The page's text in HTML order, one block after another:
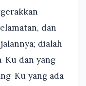
dan
dialah
Ku dan yang
Ku yang ada